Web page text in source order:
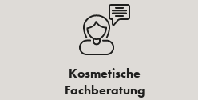
Kosmetische
Fachberatung